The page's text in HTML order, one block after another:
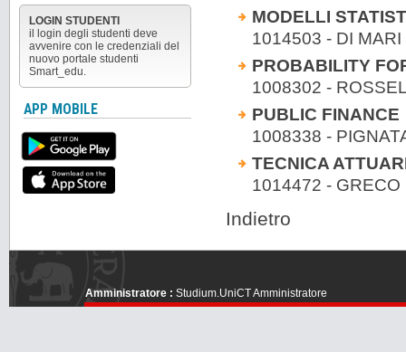
MODELLI
1014503 - DI
PROBABILITY
1008302 -
PUBLIC FINANCE
1008338 -
TECNICA
1014472 - GRECO
Indietro
LOGIN STUDENTI
il login degli studenti deve
avvenire con le credenziali del
nuovo portale studenti
Smart_edu.
APP MOBILE
Amministratore : Studium.UniCT Amministratore